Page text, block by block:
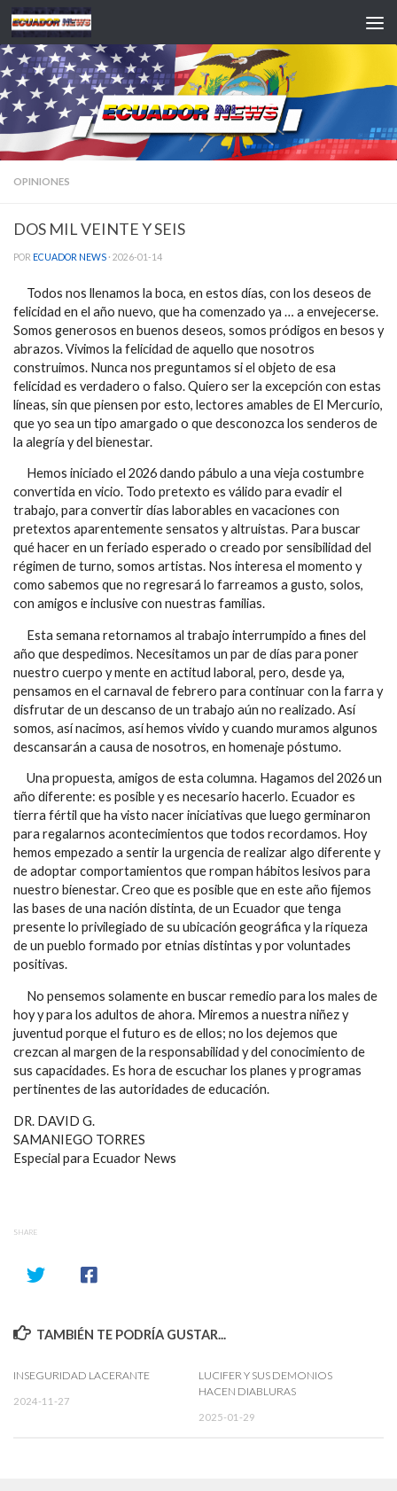
Saltar al contenido
OPINIONES
DOS MIL VEINTE Y SEIS
POR ECUADOR NEWS · 2026-01-14
Todos nos llenamos la boca, en estos días, con los deseos de
felicidad en el año nuevo, que ha comenzado ya … a envejecerse.
Somos generosos en buenos deseos, somos pródigos en besos y
abrazos. Vivimos la felicidad de aquello que nosotros
construimos. Nunca nos preguntamos si el objeto de esa
felicidad es verdadero o falso. Quiero ser la excepción con estas
líneas, sin que piensen por esto, lectores amables de El Mercurio,
que yo sea un tipo amargado o que desconozca los senderos de
la alegría y del bienestar.
Hemos iniciado el 2026 dando pábulo a una vieja costumbre
convertida en vicio. Todo pretexto es válido para evadir el
trabajo, para convertir días laborables en vacaciones con
pretextos aparentemente sensatos y altruistas. Para buscar
qué hacer en un feriado esperado o creado por sensibilidad del
régimen de turno, somos artistas. Nos interesa el momento y
como sabemos que no regresará lo farreamos a gusto, solos,
con amigos e inclusive con nuestras familias.
Esta semana retornamos al trabajo interrumpido a fines del
año que despedimos. Necesitamos un par de días para poner
nuestro cuerpo y mente en actitud laboral, pero, desde ya,
pensamos en el carnaval de febrero para continuar con la farra y
disfrutar de un descanso de un trabajo aún no realizado. Así
somos, así nacimos, así hemos vivido y cuando muramos algunos
descansarán a causa de nosotros, en homenaje póstumo.
Una propuesta, amigos de esta columna. Hagamos del 2026 un
año diferente: es posible y es necesario hacerlo. Ecuador es
tierra fértil que ha visto nacer iniciativas que luego germinaron
para regalarnos acontecimientos que todos recordamos. Hoy
hemos empezado a sentir la urgencia de realizar algo diferente y
de adoptar comportamientos que rompan hábitos lesivos para
nuestro bienestar. Creo que es posible que en este año fijemos
las bases de una nación distinta, de un Ecuador que tenga
presente lo privilegiado de su ubicación geográfica y la riqueza
de un pueblo formado por etnias distintas y por voluntades
positivas.
No pensemos solamente en buscar remedio para los males de
hoy y para los adultos de ahora. Miremos a nuestra niñez y
juventud porque el futuro es de ellos; no los dejemos que
crezcan al margen de la responsabilidad y del conocimiento de
sus capacidades. Es hora de escuchar los planes y programas
pertinentes de las autoridades de educación.
DR. DAVID G.
SAMANIEGO TORRES
Especial para Ecuador News
SHARE
TAMBIÉN TE PODRÍA GUSTAR...
INSEGURIDAD LACERANTE
2024-11-27
LUCIFER Y SUS DEMONIOS
HACEN DIABLURAS
2025-01-29